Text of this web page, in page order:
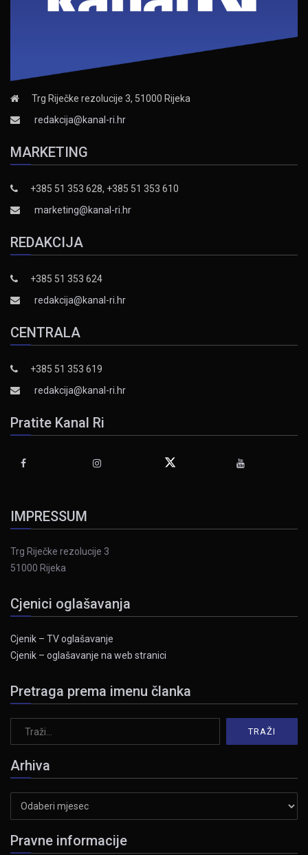
Trg Riječke rezolucije 3, 51000 Rijeka
redakcija@kanal-ri.hr
MARKETING
+385 51 353 628, +385 51 353 610
marketing@kanal-ri.hr
REDAKCIJA
+385 51 353 624
redakcija@kanal-ri.hr
CENTRALA
+385 51 353 619
redakcija@kanal-ri.hr
Pratite Kanal Ri
IMPRESSUM
Trg Riječke rezolucije 3
51000 Rijeka
Cjenici oglašavanja
Cjenik – TV oglašavanje
Cjenik – oglašavanje na web stranici
Pretraga prema imenu članka
Arhiva
Pravne informacije